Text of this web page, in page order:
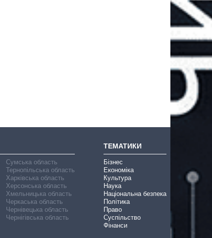
Сумська область
Тернопільська область
Харківська область
Херсонська область
Хмельницька область
Черкаська область
Чернівецька область
Чернігівська область
ТЕМАТИКИ
Бізнес
Економіка
Культура
Наука
Національна безпека
Політика
Право
Суспільство
Фінанси